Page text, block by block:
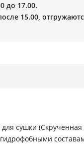
до 17.00.
15.00,
сушки